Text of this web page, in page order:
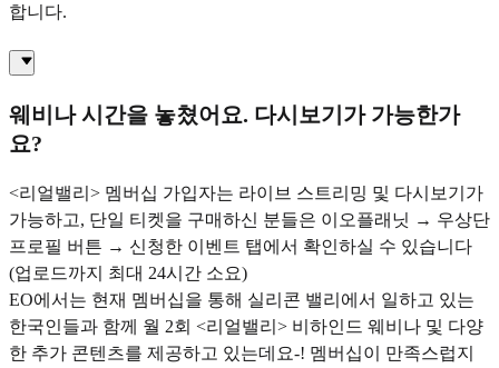
합니다.
웨비나 시간을 놓쳤어요. 다시보기가 가능한가
요?
<리얼밸리> 멤버십 가입자는 라이브 스트리밍 및 다시보기가
가능하고, 단일 티켓을 구매하신 분들은 이오플래닛 → 우상단
프로필 버튼 → 신청한 이벤트 탭에서 확인하실 수 있습니다
(업로드까지 최대 24시간 소요)
EO에서는 현재 멤버십을 통해 실리콘 밸리에서 일하고 있는
한국인들과 함께 월 2회 <리얼밸리> 비하인드 웨비나 및 다양
한 추가 콘텐츠를 제공하고 있는데요-! 멤버십이 만족스럽지